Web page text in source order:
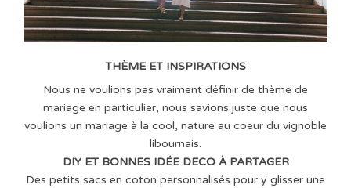
THÈME ET INSPIRATIONS
Nous ne voulions pas vraiment définir de thème de
mariage en particulier, nous savions juste que nous
voulions un mariage à la cool, nature au coeur du vignoble
libournais.
DIY ET BONNES IDÉE DECO À PARTAGER
Des petits sacs en coton personnalisés pour y glisser une